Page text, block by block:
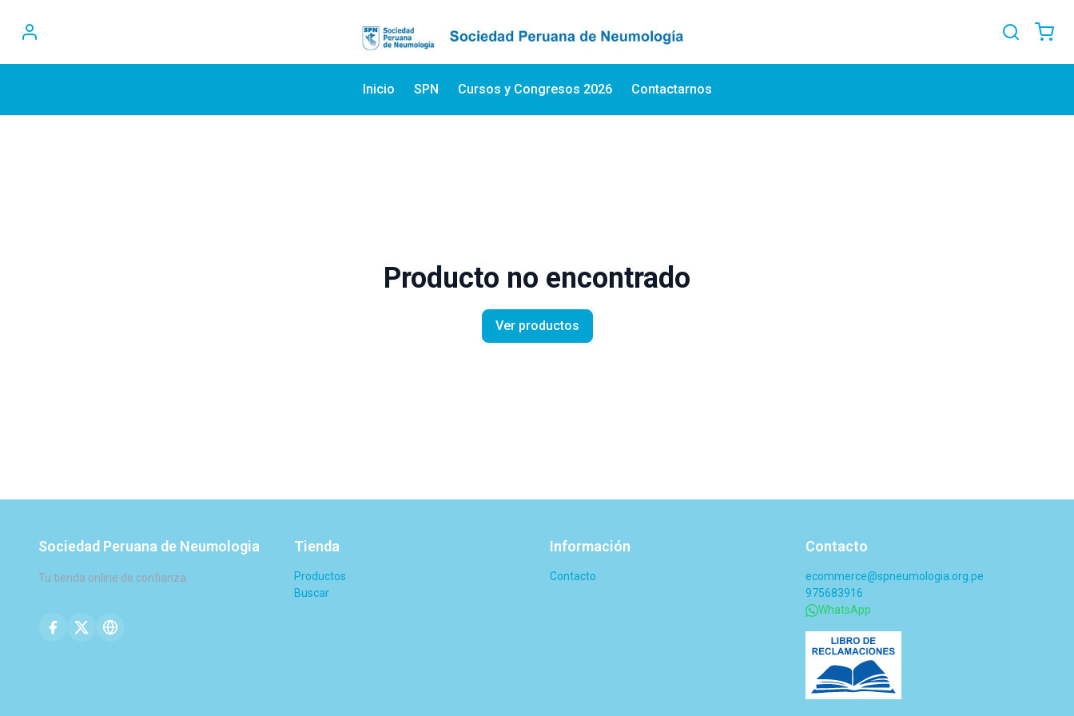
Inicio SPN Cursos y Congresos 2026 Contactarnos
Producto no encontrado
Ver productos
Sociedad Peruana de Neumologia
Tu tienda online de confianza.
Tienda
Productos
Buscar
Información
Contacto
Contacto
ecommerce@spneumologia.org.pe
975683916
WhatsApp